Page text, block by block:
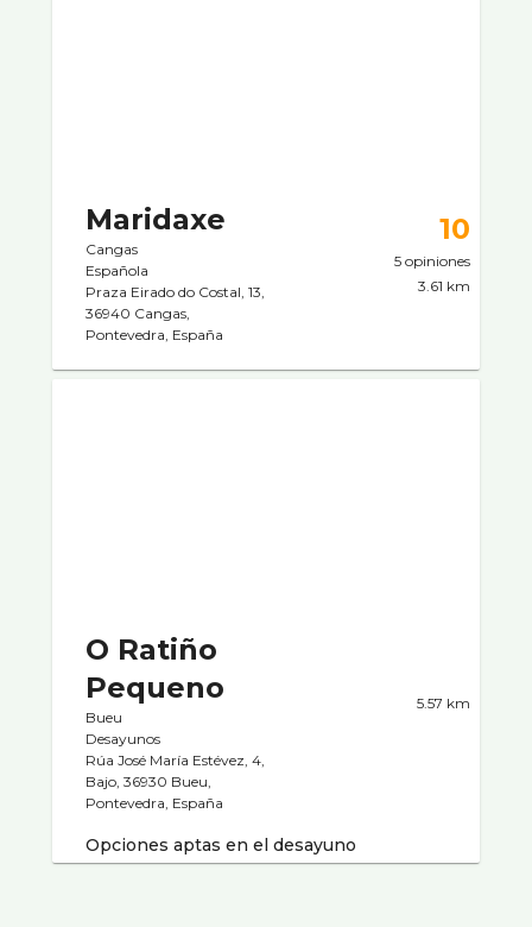
Maridaxe
Cangas
Española
Praza Eirado do Costal, 13,
36940 Cangas,
Pontevedra, España
10
5 opiniones
3.61 km
O Ratiño
Pequeno
Bueu
Desayunos
Rúa José María Estévez, 4,
Bajo, 36930 Bueu,
Pontevedra, España
5.57 km
Opciones aptas en el desayuno